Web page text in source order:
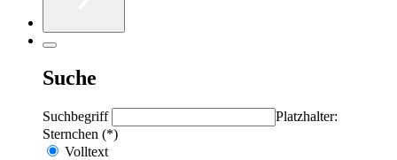
Suche
Suchbegriff
Platzhalter:
Sternchen (*)
Volltext